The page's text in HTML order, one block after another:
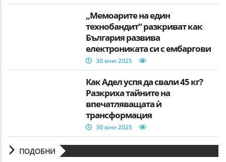
„Мемоарите на един
технобандит“ разкриват как
България развива
електрониката си с ембаргови
доставки
30 юни 2025
Как Адел успя да свали 45 кг?
Разкриха тайните на
впечатляващата ѝ
трансформация
30 юни 2025
ПОДОБНИ